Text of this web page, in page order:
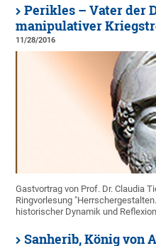
Perikles – Vater der
manipulativer
11/28/2016
Gastvortrag von Prof. Dr. Claudia
Ringvorlesung
historischer Dynamik und
Sanherib, König von